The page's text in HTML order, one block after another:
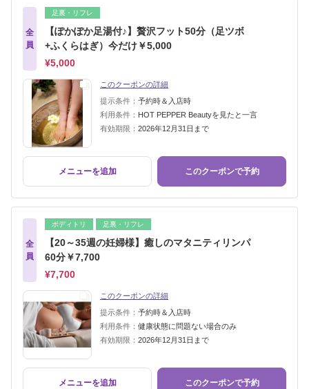
全
員
足裏・リフレ
【ぽかぽか足湯付♪】贅沢フット50分（足ツボ
+ふくらはぎ）今だけ￥5,000
¥5,000
このクーポンの詳細
提示条件： 予約時＆入店時
利用条件： HOT PEPPER Beautyを見たと一言
有効期限： 2026年12月31日まで
メニューを追加 このクーポンで予約
全
員
ボディトリ 足裏・リフレ
【20～35週の妊婦様】癒しのマタニティリンパ
60分￥7,700
¥7,700
このクーポンの詳細
提示条件： 予約時＆入店時
利用条件： 健康状態に問題ない場合のみ
有効期限： 2026年12月31日まで
メニューを追加 このクーポンで予約